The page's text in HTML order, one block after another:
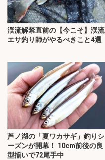
渓流解禁直前の【今こそ】渓流
エサ釣り師がやるべきこと4選
芦ノ湖の「夏ワカサギ」釣りシ
ーズンが開幕！ 10cm前後の良
型揃いで72尾手中